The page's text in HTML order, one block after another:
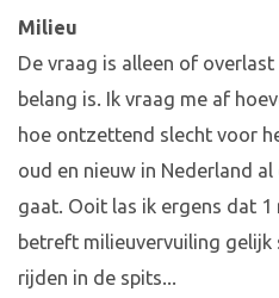
Milieu
De vraag is alleen of
belang is. Ik vraag me af
hoe ontzettend slecht voor
oud en nieuw in Nederland
gaat. Ooit las ik ergens dat
betreft milieuvervuiling gelijk
rijden in de spits...